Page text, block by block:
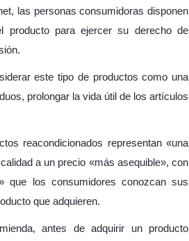
las personas consumidoras disponen
producto para ejercer su derecho de
este tipo de productos como una
prolongar la vida útil de los artículos
reacondicionados representan «una
a un precio «más asequible», con
que los consumidores conozcan sus
que adquieren.
antes de adquirir un producto